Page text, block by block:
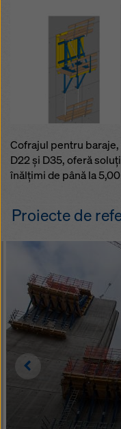
Cofrajul pentru
D22 şi D35, oferă
înălţimi de până la
Proiecte de
Left